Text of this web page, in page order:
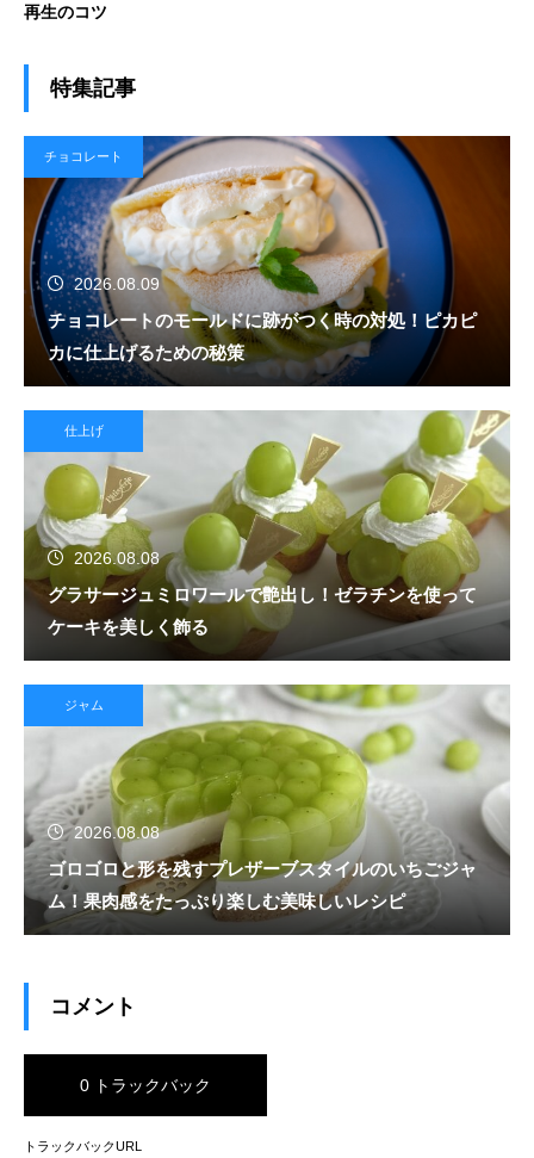
再生のコツ
特集記事
チョコレート
2026.08.09
チョコレートのモールドに跡がつく時の対処！ピカピ
カに仕上げるための秘策
仕上げ
2026.08.08
グラサージュミロワールで艶出し！ゼラチンを使って
ケーキを美しく飾る
ジャム
2026.08.08
ゴロゴロと形を残すプレザーブスタイルのいちごジャ
ム！果肉感をたっぷり楽しむ美味しいレシピ
コメント
0 トラックバック
トラックバックURL